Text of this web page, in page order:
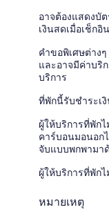
อาจต้องแสดงบั
เงินสดเมื่อเช็ก
คำขอพิเศษต่าง
และอาจมีค่าบริ
บริการ
ที่พักนี้รับชำระเ
ผู้ให้บริการที่พัก
คาร์บอนมอนอก
จับแบบพกพามา
ผู้ให้บริการที่พัก
หมายเหตุ